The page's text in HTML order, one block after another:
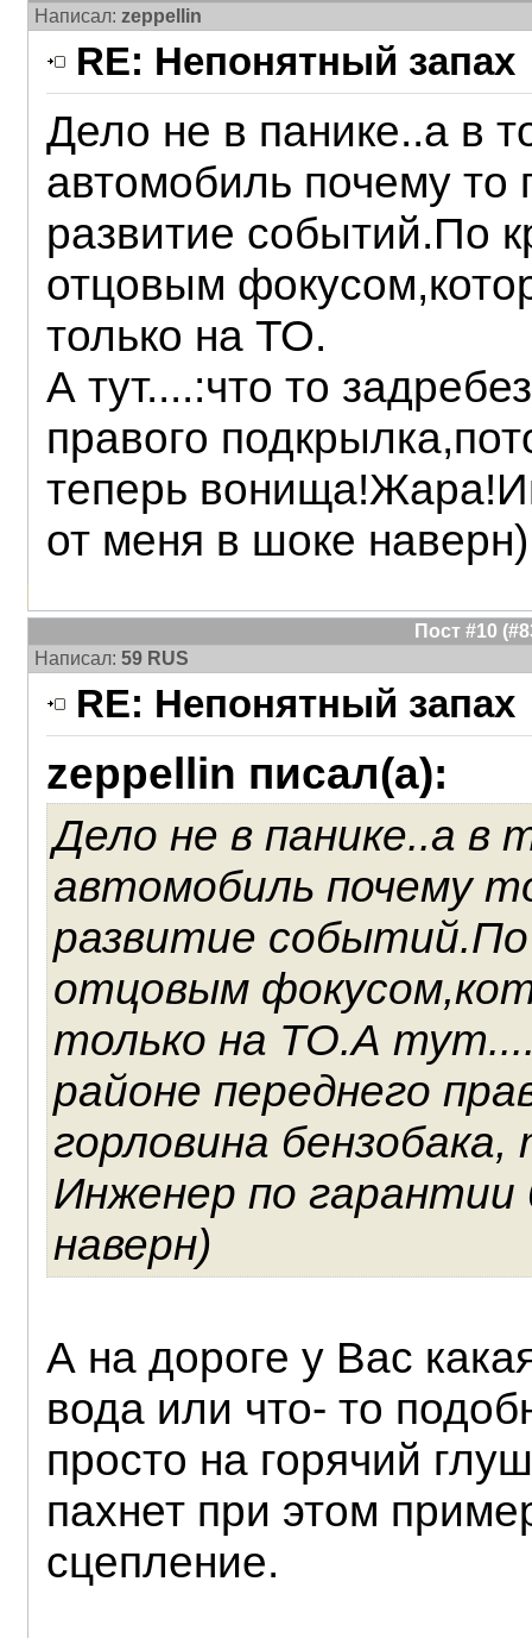
Написал: zeppellin
RE: Непонятный запах
Дело не в панике..а в
автомобиль почему то
развитие событий.По
отцовым
только на ТО.
А тут....:что то
правого
теперь
от меня в шоке наверн)
Пост #10
Написал: 59 RUS
RE: Непонятный запах
zeppellin писал(а):
Дело не в панике..а в
автомобиль почему
развитие событий.По
отцовым
только на ТО.А
районе переднего
горловина
Инженер по
наверн)
А на дороге у Вас
вода или что- то
просто на горячий
пахнет при этом
сцепление.